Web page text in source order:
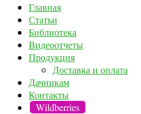
Главная
Статьи
Библиотека
Видеоотчеты
Продукция
Доставка и оплата
Дачникам
Контакты
Wildberries